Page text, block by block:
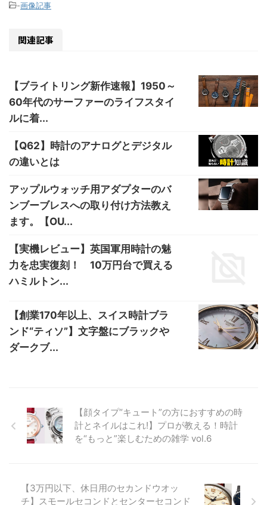
-画像記事
関連記事
【ブライトリング新作速報】1950～
60年代のサーファーのライフスタイ
ルに着...
【Q62】時計のアナログとデジタル
の違いとは
アップルウォッチ用アダプターのバ
ンブーブレスへの取り付け方法教え
ます。【OU...
【実機レビュー】英国軍用時計の魅
力を忠実復刻！ 10万円台で買える
ハミルトン...
【創業170年以上、スイス時計ブラ
ンド“ティソ”】文字盤にブラックや
ダークブ...
【顔タイプ“キュート”の方におすすめの時
計とネイルはこれ!】プロが教える！時計
を“もっと”楽しむための雑学 vol.6
【3万円以下、休日用のセカンドウオッ
チ】スモールセコンドとセンターセコンド